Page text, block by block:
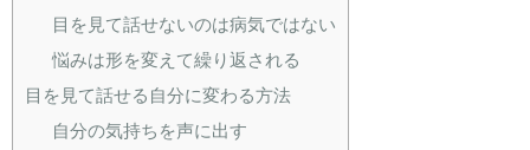
目を見て話せないのは病気ではない
悩みは形を変えて繰り返される
目を見て話せる自分に変わる方法
自分の気持ちを声に出す